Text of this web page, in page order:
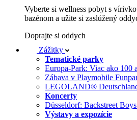
Vyberte si wellness pobyt s
bazénom a užite si zaslúžený
Doprajte si oddych
Zážitky
Tematické parky
Europa-Park: Viac ako 100
Zábava v Playmobile
LEGOLAND®
Koncerty
Düsseldorf: Backstreet
Výstavy a expozície